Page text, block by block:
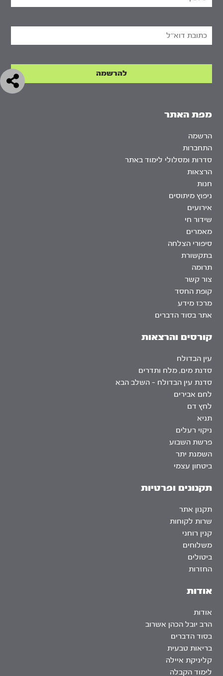
אודות
אודות
הרב יובל הכהן אשרוב
בסוד הדברים
בריאות טבעית
קליניקת איילה
לימוד הקבלה
מפת האתר
הרשמה
התחברות
סדרות ומסלולי לימוד באתר
הרצאות
חנות
ניפוץ מיתוסים
אירועים
שידור חי
מאמרים
סיפורי הצלחה
בתקשורת
תרומה
צור קשר
קופת החסד
מרכז מידע
אתר בסוד הדברים
קורסים והרצאות
עין הבדולח
סדנת מים, מלח ותדרים
סדנת עין הבדולח – השלב הבא
לחם אבירים
לחץ דם
תניא
ניקוי רעלים
פרשת השבוע
השמנת יתר
ביטחון עצמי
תקנונים ופרטיות
תקנון אתר
שרות לקוחות
קנין רוחני
משלוחים
ביטולים
החזרות